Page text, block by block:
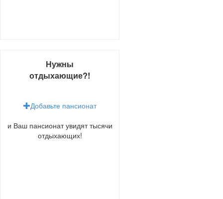
Нужны
отдыхающие?!
Добавьте пансионат
и Ваш пансионат увидят тысячи
отдыхающих!